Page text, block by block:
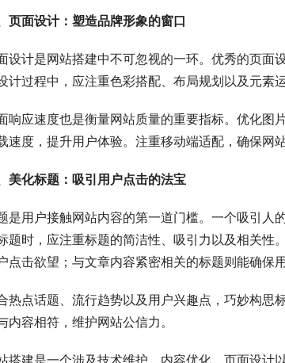
页面设计：塑造品牌形象的窗口
设计是网站搭建中不可忽视的一环。优秀的页面
计过程中，应注重色彩搭配、布局规划以及元素
响应速度也是衡量网站质量的重要指标。优化图
速度，提升用户体验。注重移动端适配，确保网
美化标题：吸引用户点击的法宝
是用户接触网站内容的第一道门槛。一个吸引人
题时，应注重标题的简洁性、吸引力以及相关性
点击欲望；与文章内容紧密相关的标题则能确保
热点话题、流行趋势以及用户兴趣点，巧妙构思
内容相符，维护网站公信力。
搭建是一个涉及技术维护、内容优化、页面设计